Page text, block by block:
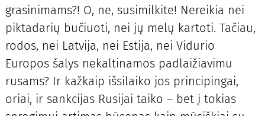
grasinimams?! O, ne, susimilkite! Nereikia nei
piktadarių bučiuoti, nei jų melų kartoti. Tačiau,
rodos, nei Latvija, nei Estija, nei Vidurio
Europos šalys nekaltinamos padlaižiavimu
rusams? Ir kažkaip išsilaiko jos principingai,
oriai, ir sankcijas Rusijai taiko – bet į tokias